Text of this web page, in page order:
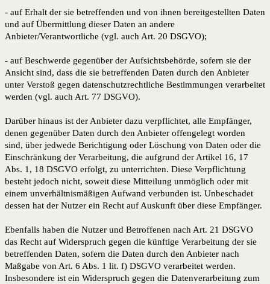
- auf Erhalt der sie betreffenden und von ihnen bereitgestellten Daten
und auf Übermittlung dieser Daten an andere
Anbieter/Verantwortliche (vgl. auch Art. 20 DSGVO);
- auf Beschwerde gegenüber der Aufsichtsbehörde, sofern sie der
Ansicht sind, dass die sie betreffenden Daten durch den Anbieter
unter Verstoß gegen datenschutzrechtliche Bestimmungen verarbeitet
werden (vgl. auch Art. 77 DSGVO).
Darüber hinaus ist der Anbieter dazu verpflichtet, alle Empfänger,
denen gegenüber Daten durch den Anbieter offengelegt worden
sind, über jedwede Berichtigung oder Löschung von Daten oder die
Einschränkung der Verarbeitung, die aufgrund der Artikel 16, 17
Abs. 1, 18 DSGVO erfolgt, zu unterrichten. Diese Verpflichtung
besteht jedoch nicht, soweit diese Mitteilung unmöglich oder mit
einem unverhältnismäßigen Aufwand verbunden ist. Unbeschadet
dessen hat der Nutzer ein Recht auf Auskunft über diese Empfänger.
Ebenfalls haben die Nutzer und Betroffenen nach Art. 21 DSGVO
das Recht auf Widerspruch gegen die künftige Verarbeitung der sie
betreffenden Daten, sofern die Daten durch den Anbieter nach
Maßgabe von Art. 6 Abs. 1 lit. f) DSGVO verarbeitet werden.
Insbesondere ist ein Widerspruch gegen die Datenverarbeitung zum